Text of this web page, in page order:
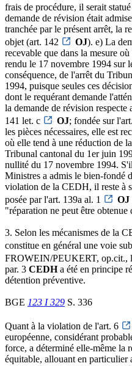
frais de procédure, il serait
demande de révision était
tranchée par le présent arrêt, la
objet (art. 142
OJ). e) La
recevable que dans la mesure
rendu le 17 novembre 1994 sur
conséquence, de l'arrêt du
1994, puisque seules ces
dont le requérant demande
la demande de révision
141 let. c
OJ; fondée sur
les pièces nécessaires, elle est
où elle tend à une réduction de
Tribunal cantonal du 1er juin
nullité du 17 novembre 1994.
Ministres a admis le bien-fondé
violation de la CEDH, il reste à
posée par l'art. 139a al. 1
OJ
"réparation ne peut être
3. Selon les mécanismes de la
constitue en général une voie
FROWEIN/PEUKERT, op.cit.,
par. 3 CEDHa été en principe
détention préventive.
BGE 123 I 329 S. 336
Quant à la violation de l'art. 6
européenne, considérant
force, a déterminé elle-même la
équitable, allouant en particulier